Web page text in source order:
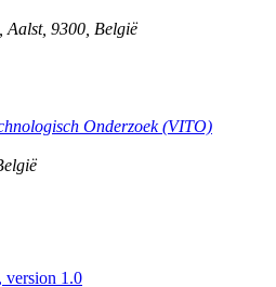
Aalst, 9300 België
Onderzoek (VITO)
version 1.0